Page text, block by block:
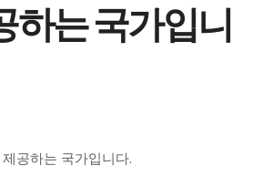
하는 국가입니
공하는 국가입니다.